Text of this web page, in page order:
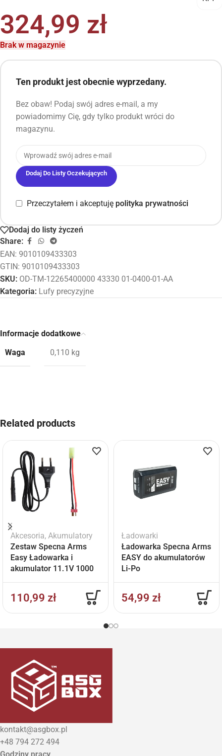
324,99 zł
Brak w magazynie
Ten produkt jest obecnie wyprzedany.
Bez obaw! Podaj swój adres e-mail, a my
powiadomimy Cię, gdy tylko produkt wróci do
magazynu.
Dodaj Do Listy Oczekujących
Przeczytałem i akceptuję polityka prywatności
Dodaj do listy życzeń
Share:
EAN: 9010109433303
GTIN: 9010109433303
SKU: OD-TM-12265400000 43330 01-0400-01-AA
Kategoria: Lufy precyzyjne
Informacje dodatkowe
Waga
0,110 kg
Related products
Akcesoria, Akumulatory
Zestaw Specna Arms
Easy Ładowarka i
akumulator 11.1V 1000
110,99 zł
Ładowarki
Ładowarka Specna Arms
EASY do akumulatorów
Li-Po
54,99 zł
kontakt@asgbox.pl
+48 794 272 494